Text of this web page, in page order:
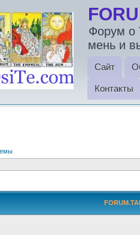
Форум о
мень и
Сайт
Контакты